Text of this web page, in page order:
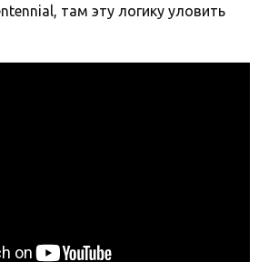
там эту логику уловить